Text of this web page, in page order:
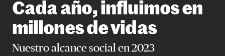
Cada año, influimos en
millones de vidas
Nuestro alcance social en 2023